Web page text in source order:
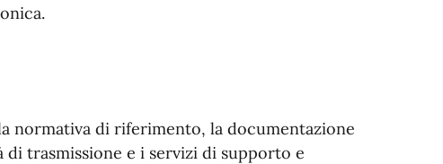
normativa di riferimento, la documentazione
trasmissione e i servizi di supporto e